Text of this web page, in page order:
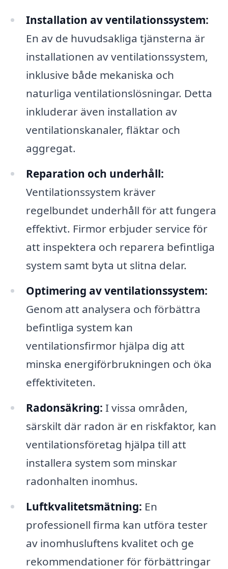
Installation av ventilationssystem:
En av de huvudsakliga tjänsterna är
installationen av ventilationssystem,
inklusive både mekaniska och
naturliga ventilationslösningar. Detta
inkluderar även installation av
ventilationskanaler, fläktar och
aggregat.
Reparation och underhåll:
Ventilationssystem kräver
regelbundet underhåll för att fungera
effektivt. Firmor erbjuder service för
att inspektera och reparera befintliga
system samt byta ut slitna delar.
Optimering av ventilationssystem:
Genom att analysera och förbättra
befintliga system kan
ventilationsfirmor hjälpa dig att
minska energiförbrukningen och öka
effektiviteten.
Radonsäkring: I vissa områden,
särskilt där radon är en riskfaktor, kan
ventilationsföretag hjälpa till att
installera system som minskar
radonhalten inomhus.
Luftkvalitetsmätning: En
professionell firma kan utföra tester
av inomhusluftens kvalitet och ge
rekommendationer för förbättringar